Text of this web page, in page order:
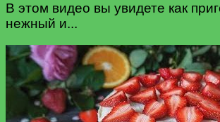
В этом видео вы увидете как
нежный и...